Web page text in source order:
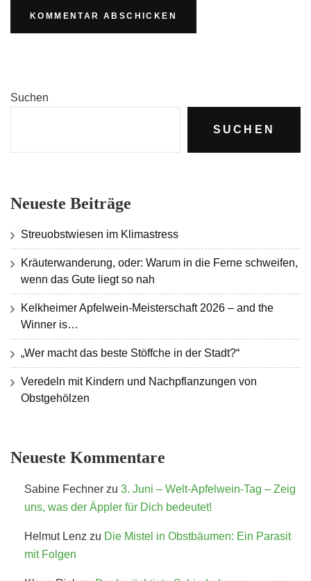
Suchen
SUCHEN
Neueste Beiträge
Streuobstwiesen im Klimastress
Kräuterwanderung, oder: Warum in die Ferne schweifen,
wenn das Gute liegt so nah
Kelkheimer Apfelwein-Meisterschaft 2026 – and the
Winner is…
„Wer macht das beste Stöffche in der Stadt?“
Veredeln mit Kindern und Nachpflanzungen von
Obstgehölzen
Neueste Kommentare
Sabine Fechner zu 3. Juni – Welt-Apfelwein-Tag – Zeig
uns, was der Äppler für Dich bedeutet!
Helmut Lenz zu Die Mistel in Obstbäumen: Ein Parasit
mit Folgen